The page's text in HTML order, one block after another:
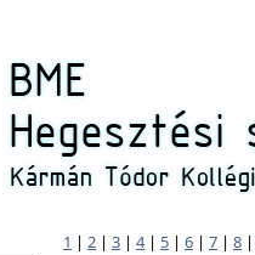
1 | 2 | 3 | 4| 5 | 6 | 7 | 8